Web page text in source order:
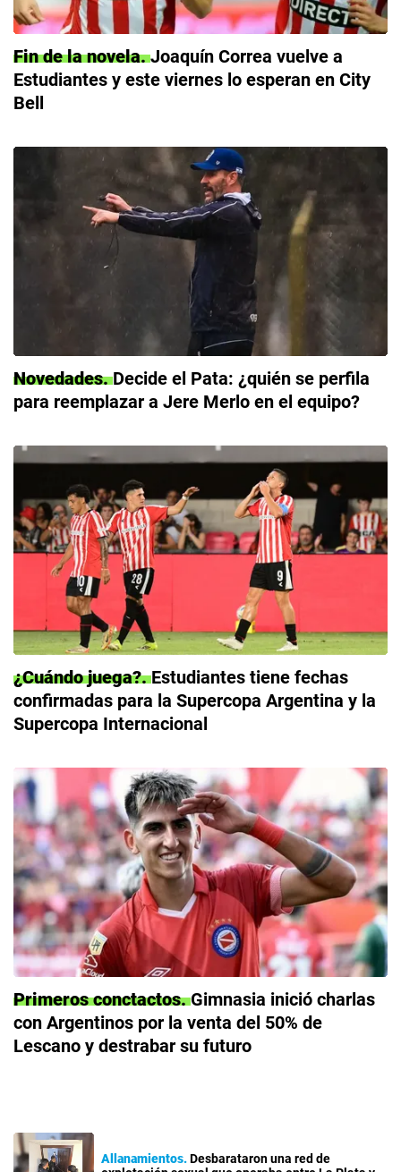
Fin de la novela Joaquín Correa vuelve a
Estudiantes y este viernes lo esperan en City
Bell
Novedades Decide el Pata: ¿quién se perfila
para reemplazar a Jere Merlo en el equipo?
¿Cuándo juega? Estudiantes tiene fechas
confirmadas para la Supercopa Argentina y la
Supercopa Internacional
Primeros conctactos Gimnasia inició charlas
con Argentinos por la venta del 50% de
Lescano y destrabar su futuro
Allanamientos Desbarataron una red de